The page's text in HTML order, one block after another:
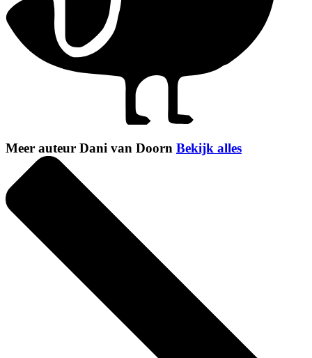
Meer auteur Dani van Doorn Bekijk alles